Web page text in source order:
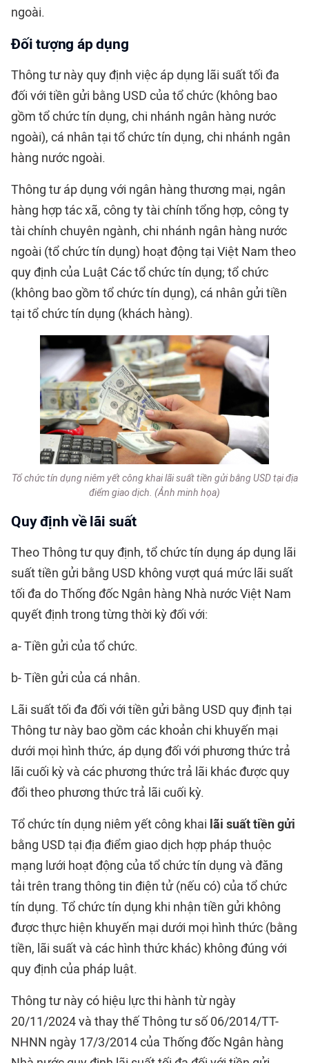
ngoài.
Đối tượng áp dụng
Thông tư này quy định việc áp dụng lãi suất tối đa
đối với tiền gửi bằng USD của tổ chức (không bao
gồm tổ chức tín dụng, chi nhánh ngân hàng nước
ngoài), cá nhân tại tổ chức tín dụng, chi nhánh ngân
hàng nước ngoài.
Thông tư áp dụng với ngân hàng thương mại, ngân
hàng hợp tác xã, công ty tài chính tổng hợp, công ty
tài chính chuyên ngành, chi nhánh ngân hàng nước
ngoài (tổ chức tín dụng) hoạt động tại Việt Nam theo
quy định của Luật Các tổ chức tín dụng; tổ chức
(không bao gồm tổ chức tín dụng), cá nhân gửi tiền
tại tổ chức tín dụng (khách hàng).
Tổ chức tín dụng niêm yết công khai lãi suất tiền gửi bằng USD tại địa
điểm giao dịch. (Ảnh minh họa)
Quy định về lãi suất
Theo Thông tư quy định, tổ chức tín dụng áp dụng lãi
suất tiền gửi bằng USD không vượt quá mức lãi suất
tối đa do Thống đốc Ngân hàng Nhà nước Việt Nam
quyết định trong từng thời kỳ đối với:
a- Tiền gửi của tổ chức.
b- Tiền gửi của cá nhân.
Lãi suất tối đa đối với tiền gửi bằng USD quy định tại
Thông tư này bao gồm các khoản chi khuyến mại
dưới mọi hình thức, áp dụng đối với phương thức trả
lãi cuối kỳ và các phương thức trả lãi khác được quy
đổi theo phương thức trả lãi cuối kỳ.
Tổ chức tín dụng niêm yết công khai lãi suất tiền gửi
bằng USD tại địa điểm giao dịch hợp pháp thuộc
mạng lưới hoạt động của tổ chức tín dụng và đăng
tải trên trang thông tin điện tử (nếu có) của tổ chức
tín dụng. Tổ chức tín dụng khi nhận tiền gửi không
được thực hiện khuyến mại dưới mọi hình thức (bằng
tiền, lãi suất và các hình thức khác) không đúng với
quy định của pháp luật.
Thông tư này có hiệu lực thi hành từ ngày
20/11/2024 và thay thế Thông tư số 06/2014/TT-
NHNN ngày 17/3/2014 của Thống đốc Ngân hàng